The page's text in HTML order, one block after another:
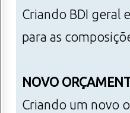
Criando BDI geral
para as
NOVO
Criando um novo